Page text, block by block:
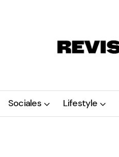
Sociales Lifestyle